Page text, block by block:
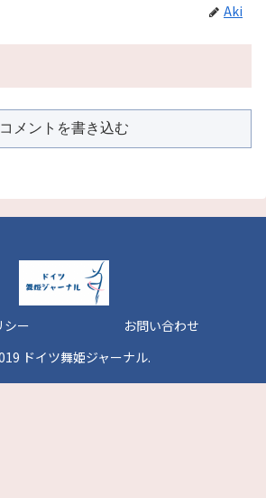
Aki
コメントを書き込む
シー
お問い合わせ
ドイツ舞姫ジャーナル.